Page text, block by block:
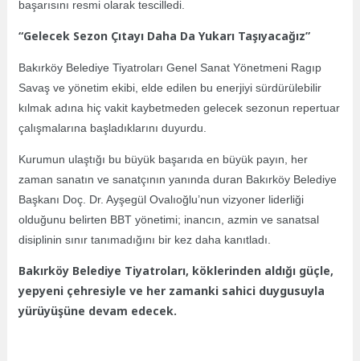
başarısını resmi olarak tescilledi.
“Gelecek Sezon Çıtayı Daha Da Yukarı Taşıyacağız”
Bakırköy Belediye Tiyatroları Genel Sanat Yönetmeni Ragıp
Savaş ve yönetim ekibi, elde edilen bu enerjiyi sürdürülebilir
kılmak adına hiç vakit kaybetmeden gelecek sezonun repertuar
çalışmalarına başladıklarını duyurdu.
Kurumun ulaştığı bu büyük başarıda en büyük payın, her
zaman sanatın ve sanatçının yanında duran Bakırköy Belediye
Başkanı Doç. Dr. Ayşegül Ovalıoğlu’nun vizyoner liderliği
olduğunu belirten BBT yönetimi; inancın, azmin ve sanatsal
disiplinin sınır tanımadığını bir kez daha kanıtladı.
Bakırköy Belediye Tiyatroları, köklerinden aldığı güçle,
yepyeni çehresiyle ve her zamanki sahici duygusuyla
yürüyüşüne devam edecek.